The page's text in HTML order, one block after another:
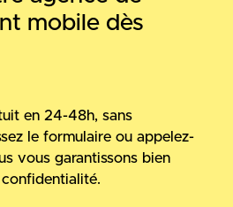
mobile dès
en 24-48h, sans
le formulaire ou appelez-
vous garantissons bien